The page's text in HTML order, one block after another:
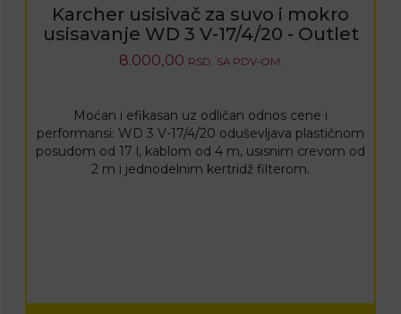
Karcher usisivač za suvo i mokro
usisavanje WD 3 V-17/4/20 - Outlet
8.000,00 RSD. SA PDV-OM.
Moćan i efikasan uz odličan odnos cene i
performansi: WD 3 V-17/4/20 oduševljava plastičnom
posudom od 17 l, kablom od 4 m, usisnim crevom od
2 m i jednodelnim kertridž filterom.